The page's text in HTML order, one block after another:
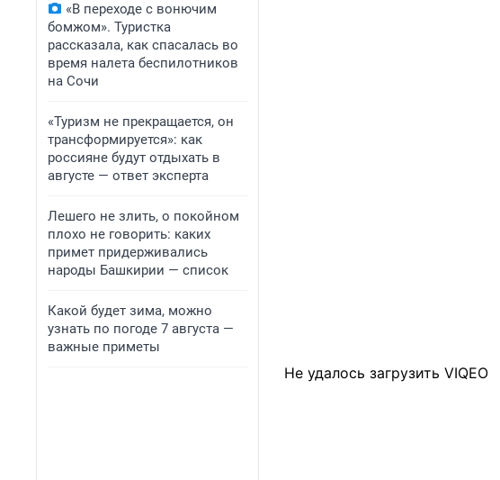
«В переходе с вонючим
бомжом». Туристка
рассказала, как спасалась во
время налета беспилотников
на Сочи
«Туризм не прекращается, он
трансформируется»: как
россияне будут отдыхать в
августе — ответ эксперта
Лешего не злить, о покойном
плохо не говорить: каких
примет придерживались
народы Башкирии — список
Какой будет зима, можно
узнать по погоде 7 августа —
важные приметы
Не удалось загрузить VIQEO